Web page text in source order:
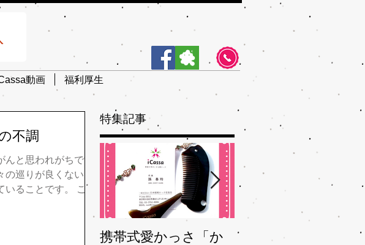
動画 福利厚生
不調
と思われがちです
巡りが良くないこ
ることです。 この
ッピングです。すぐ
特集記事
携帯式愛かっさ「か
夏バテバテを脱つ、